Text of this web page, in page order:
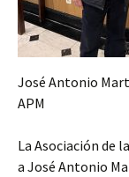
José Antonio
APM
La Asociación de
a José Antonio